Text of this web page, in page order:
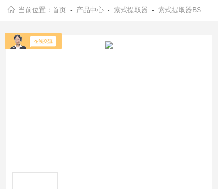
查看更多
当前位置：首页 - 产品中心 -索式提取器 -索式提取器BSXT-02